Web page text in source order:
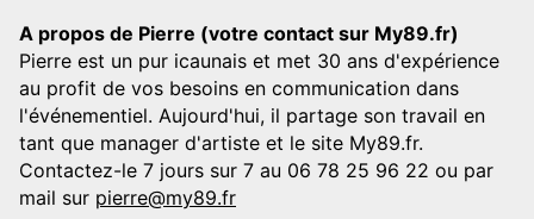
A propos de Pierre (votre contact sur My89.fr)
Pierre est un pur icaunais et met 30 ans d'expérience
au profit de vos besoins en communication dans
l'événementiel. Aujourd'hui, il partage son travail en
tant que manager d'artiste et le site My89.fr.
Contactez-le 7 jours sur 7 au 06 78 25 96 22 ou par
mail sur pierre@my89.fr